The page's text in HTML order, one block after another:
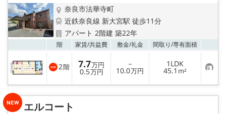
奈良市法華寺町
近鉄奈良線 新大宮駅 徒歩11分
アパート 2階建 築22年
階 家賃/共益費 敷金/礼金 間取り/専有面積
2階 7.7万円
0.5万円
－
10.0万円
1LDK
45.1 m² お
気
に
り
エルコート